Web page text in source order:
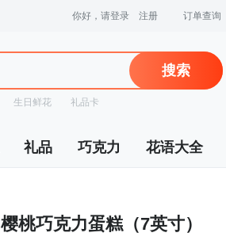
你好，请登录 注册 订单查询
搜索
生日鲜花 礼品卡
礼品 巧克力 花语大全
樱桃巧克力蛋糕（7英寸）